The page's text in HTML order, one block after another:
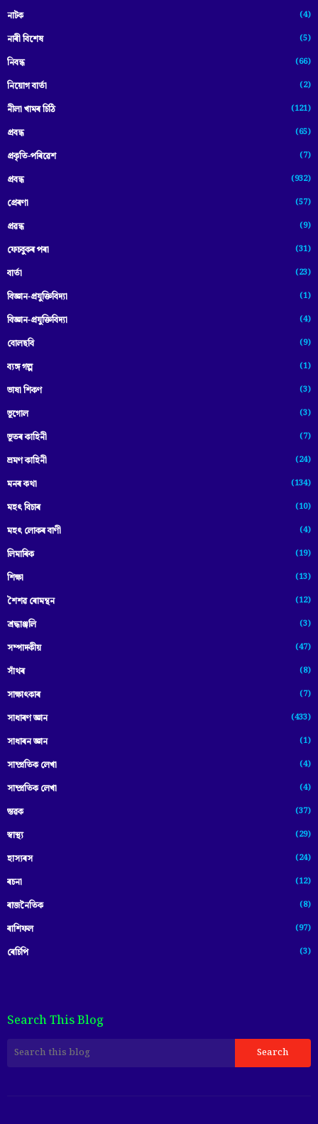
নাটক (4)
নাৰী বিশেষ (5)
নিবন্ধ (66)
নিয়োগ বাৰ্তা (2)
নীলা খামৰ চিঠি (121)
প্রবন্ধ (65)
প্ৰকৃতি-পৰিৱেশ (7)
প্ৰবন্ধ (932)
প্ৰেৰণা (57)
প্ৰৱন্ধ (9)
ফেচবুকৰ পৰা (31)
বাৰ্তা (23)
বিজ্ঞান-প্রযুক্তিবিদ্যা (1)
বিজ্ঞান-প্ৰযুক্তিবিদ্যা (4)
বোলছবি (9)
ব্যঙ্গ গল্প (1)
ভাষা শিকণ (3)
ভূগোল (3)
ভূতৰ কাহিনী (7)
ভ্ৰমণ কাহিনী (24)
মনৰ কথা (134)
মহৎ বিচাৰ (10)
মহৎ লোকৰ বাণী (4)
লিমাৰিক (19)
শিক্ষা (13)
শৈশৱ ৰোমন্থন (12)
শ্ৰদ্ধাঞ্জলি (3)
সম্পাদকীয় (47)
সাঁথৰ (8)
সাক্ষাৎকাৰ (7)
সাধাৰণ জ্ঞান (433)
সাধাৰন জ্ঞান (1)
সাম্প্রতিক লেখা (4)
সাম্প্ৰতিক লেখা (4)
স্তৱক (37)
স্বাস্থ্য (29)
হাস্যৰস (24)
ৰচনা (12)
ৰাজনৈতিক (8)
ৰাশিফল (97)
ৰেচিপি (3)
Search This Blog